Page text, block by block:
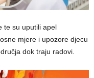
te su uputili apel
mjere i upozore djecu
dok traju radovi.